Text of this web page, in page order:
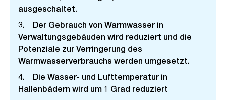
ausgeschaltet.
3. Der Gebrauch von Warmwasser in
Verwaltungsgebäuden wird reduziert und die
Potenziale zur Verringerung des
Warmwasserverbrauchs werden umgesetzt.
4. Die Wasser- und Lufttemperatur in
Hallenbädern wird um 1 Grad reduziert